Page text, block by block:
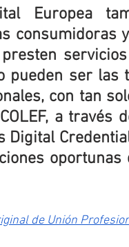
Europea
consumidoras
pueden ser las
con tan
a través
de Unión